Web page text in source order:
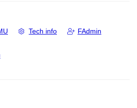
Tech info FAdmin